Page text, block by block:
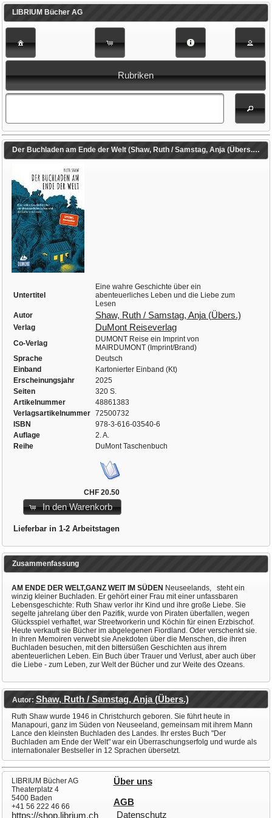
LIBRIUM Bücher AG
Rubriken
Der Buchladen am Ende der Welt (Shaw, Ruth / Samstag, Anja (Übers.))
Untertitel
Eine wahre Geschichte über ein
abenteuerliches Leben und die Liebe zum
Lesen
Autor
Shaw, Ruth / Samstag, Anja (Übers.)
Verlag DuMont Reiseverlag
Co-Verlag
DUMONT Reise ein Imprint von
MAIRDUMONT (Imprint/Brand)
Sprache
Deutsch
Einband
Kartonierter Einband (Kt)
Erscheinungsjahr
2025
Seiten
320 S.
Artikelnummer
48861383
Verlagsartikelnummer
72500732
ISBN
978-3-616-03540-6
Auflage
2. A.
Reihe
DuMont Taschenbuch
CHF 20.50
In den Warenkorb
Lieferbar in 1-2 Arbeitstagen
Zusammenfassung
AM ENDE DER WELT,GANZ WEIT IM SÜDEN Neuseelands,
steht ein
winzig kleiner Buchladen. Er gehört einer Frau mit einer unfassbaren
Lebensgeschichte: Ruth Shaw verlor ihr Kind und ihre große Liebe. Sie
segelte jahrelang über den Pazifik, wurde von Piraten überfallen, wegen
Glücksspiel verhaftet, war Streetworkerin und Köchin für einen Erzbischof.
Heute verkauft sie Bücher im abgelegenen Fiordland. Oder verschenkt sie.
In ihren Memoiren verwebt sie Anekdoten über die Menschen, die ihren
Buchladen besuchen, mit den bittersüßen Geschichten aus ihrem
abenteuerlichen Leben. Ein Buch über Trauer und Verlust, aber auch über
die Liebe - zum Leben, zur Welt der Bücher und zur Weite des Ozeans.
Autor: Shaw, Ruth / Samstag, Anja (Übers.)
Ruth Shaw wurde 1946 in Christchurch geboren. Sie führt heute in
Manapouri, ganz im Süden von Neuseeland, gemeinsam mit ihrem Mann
Lance den kleinsten Buchladen des Landes. Ihr erstes Buch "Der
Buchladen am Ende der Welt" war ein Überraschungserfolg und wurde als
internationaler Bestseller in 12 Sprachen übersetzt.
LIBRIUM Bücher AG
Theaterplatz 4
5400 Baden
+41 56 222 46 66
https://shop.librium.ch
Über uns
AGB
Datenschutz